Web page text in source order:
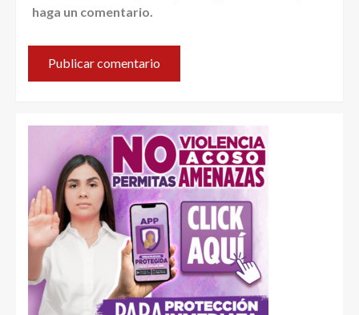
haga un comentario.